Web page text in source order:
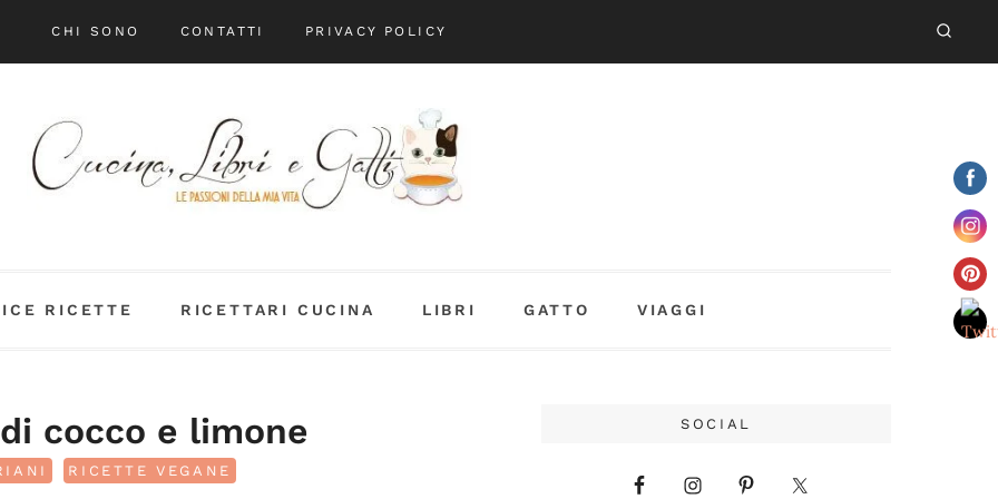
CHI SONO CONTATTI PRIVACY POLICY
RICETTE RICETTARI CUCINA LIBRI GATTO VIAGGI
cocco e limone
RICETTE VEGANE
SOCIAL